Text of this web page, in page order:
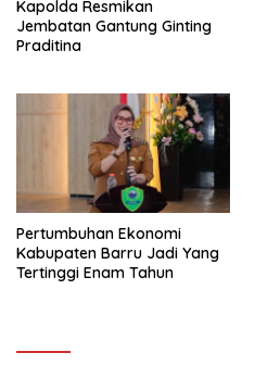
Kapolda Resmikan
Jembatan Gantung Ginting
Praditina
Pertumbuhan Ekonomi
Kabupaten Barru Jadi Yang
Tertinggi Enam Tahun